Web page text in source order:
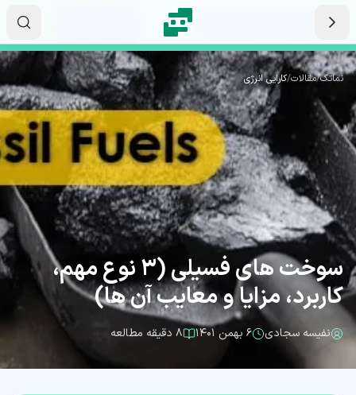
نماتک/مقالات/کارایی انرژی
سوخت های فسیلی (3 نوع مهم،
کاربرد، مزایا و معایب آن ها)
نفیسه سجادی ۶ بهمن ۱۴۰۱ ۸ دقیقه مطالعه